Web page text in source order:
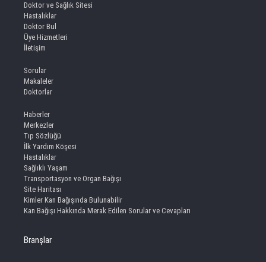
Doktor ve Sağlık Sitesi
Hastalıklar
Doktor Bul
Üye Hizmetleri
İletişim
Sorular
Makaleler
Doktorlar
Haberler
Merkezler
Tıp Sözlüğü
İlk Yardım Köşesi
Hastalıklar
Sağlıklı Yaşam
Transportasyon ve Organ Bağışı
Site Haritası
Kimler Kan Bağışında Bulunabilir
Kan Bağışı Hakkında Merak Edilen Sorular ve Cevapları
Branşlar